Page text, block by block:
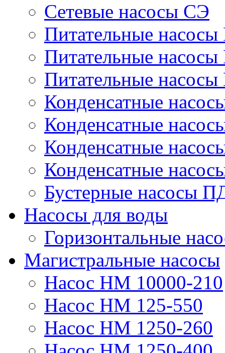
Сетевые насосы СЭ
Питательные
Питательные
Питательные
Конденсатные
Конденсатные
Конденсатные
Конденсатные
Бустерные насосы
Насосы для воды
Горизонтальные
Магистральные насосы
Насос НМ 10000-210
Насос НМ 125-550
Насос НМ 1250-260